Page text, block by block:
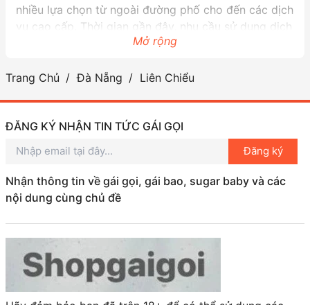
nhiều lựa chọn từ ngoài đường phố cho đến các dịch
vụ cao cấp. Thời gian gần đây, nhu cầu sử dụng dịch
vụ này đã tăng cao, khiến cho nhiều người tìm đến
Tuy nhiên, khi tìm kiếm gái gọi ở Liên Chiểu, bạn nên
cẩn thận để tránh những rủi ro không cần thiết. Quan
trọng là chọn những nguồn cung cấp dịch vụ uy tín
và chú ý đến việc bảo vệ sức khỏe của chính mình.
Nếu bạn đang ở Đà Nẵng và muốn tìm kiếm những
tưởng thú vị. Nhưng nhớ luôn giữ an toàn nhé!
Mở rộng
Trang Chủ Đà Nẵng Liên Chiểu
ĐĂNG KÝ NHẬN TIN TỨC GÁI GỌI
Đăng ký
Nhận thông tin về gái gọi, gái bao, sugar baby và các
nội dung cùng chủ đề